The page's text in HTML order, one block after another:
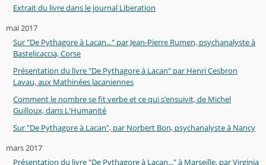
Extrait du livre dans le journal Liberation
mai 2017
Sur "De Pythagore à Lacan..." par Jean-Pierre Rumen, psychanalyste à
Bastelicaccia, Corse
Présentation du livre "De Pythagore à Lacan" par Henri Cesbron
Lavau, aux Mathinées lacaniennes
Comment le nombre se fit verbe et ce qui s’ensuivit, de Michel
Guilloux, dans L'Humanité
Sur "De Pythagore à Lacan", par Norbert Bon, psychanalyste à Nancy
mars 2017
Présentation du livre "De Pythagore à Lacan..." à Marseille, par Virginia